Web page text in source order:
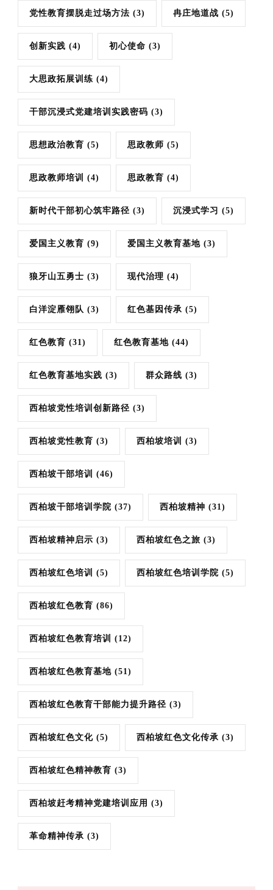
党性教育摆脱走过场方法 (3) 冉庄地道战 (5)
创新实践 (4) 初心使命 (3)
大思政拓展训练 (4)
干部沉浸式党建培训实践密码 (3)
思想政治教育 (5) 思政教师 (5)
思政教师培训 (4) 思政教育 (4)
新时代干部初心筑牢路径 (3) 沉浸式学习 (5)
爱国主义教育 (9) 爱国主义教育基地 (3)
狼牙山五勇士 (3) 现代治理 (4)
白洋淀雁翎队 (3) 红色基因传承 (5)
红色教育 (31) 红色教育基地 (44)
红色教育基地实践 (3) 群众路线 (3)
西柏坡党性培训创新路径 (3)
西柏坡党性教育 (3) 西柏坡培训 (3)
西柏坡干部培训 (46)
西柏坡干部培训学院 (37) 西柏坡精神 (31)
西柏坡精神启示 (3) 西柏坡红色之旅 (3)
西柏坡红色培训 (5) 西柏坡红色培训学院 (5)
西柏坡红色教育 (86)
西柏坡红色教育培训 (12)
西柏坡红色教育基地 (51)
西柏坡红色教育干部能力提升路径 (3)
西柏坡红色文化 (5) 西柏坡红色文化传承 (3)
西柏坡红色精神教育 (3)
西柏坡赶考精神党建培训应用 (3)
革命精神传承 (3)